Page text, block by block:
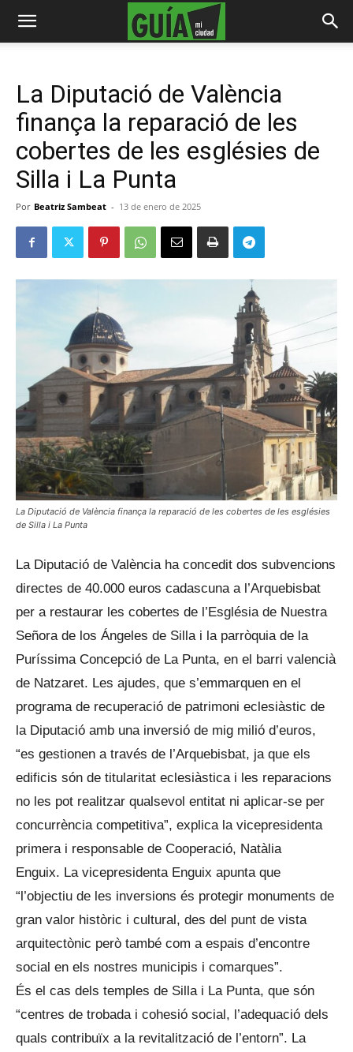
La Diputació de València
finança la reparació de les
cobertes de les esglésies de
Silla i La Punta
Por Beatriz Sambeat - 13 de enero de 2025
La Diputació de València finança la reparació de les cobertes de les esglésies
de Silla i La Punta
La Diputació de València ha concedit dos subvencions
directes de 40.000 euros cadascuna a l’Arquebisbat
per a restaurar les cobertes de l’Església de Nuestra
Señora de los Ángeles de Silla i la parròquia de la
Puríssima Concepció de La Punta, en el barri valencià
de Natzaret. Les ajudes, que s’emmarquen en el
programa de recuperació de patrimoni eclesiàstic de
la Diputació amb una inversió de mig milió d’euros,
“es gestionen a través de l’Arquebisbat, ja que els
edificis són de titularitat eclesiàstica i les reparacions
no les pot realitzar qualsevol entitat ni aplicar-se per
concurrència competitiva”, explica la vicepresidenta
primera i responsable de Cooperació, Natàlia
Enguix. La vicepresidenta Enguix apunta que
“l’objectiu de les inversions és protegir monuments de
gran valor històric i cultural, des del punt de vista
arquitectònic però també com a espais d’encontre
social en els nostres municipis i comarques”.
És el cas dels temples de Silla i La Punta, que són
“centres de trobada i cohesió social, l’adequació dels
quals contribuïx a la revitalització de l’entorn”. La